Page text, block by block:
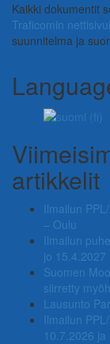
Kaikki dokumentit
Traficomin
suunnitelma ja
artikkelit
Ilmailun
– Oulu
Ilmailun
jo 15.4.2027
Suomen
siirretty
Lausunto
Ilmailun
10.7.2026